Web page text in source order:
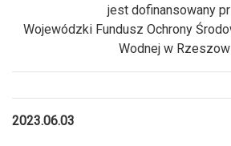
jest dofinansowany
Wojewódzki Fundusz Ochrony
Wodnej w
2023.06.03